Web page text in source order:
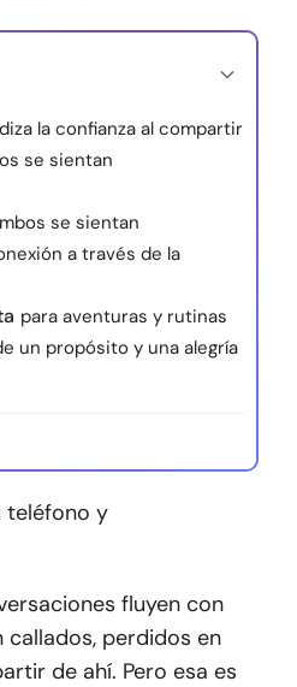
la confianza al compartir
se sientan
se sientan
a través de la
para aventuras y rutinas
un propósito y una alegría
teléfono y
fluyen con
perdidos en
de ahí. Pero esa es